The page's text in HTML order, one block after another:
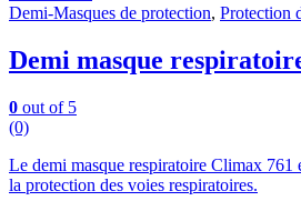
Demi-Masques de protection, Protection
Demi masque
0 out of 5
(0)
Le demi masque respiratoire Climax 761
la protection des voies respiratoires.